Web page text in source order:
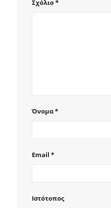
Σχόλιο*
Όνομα*
Email *
Ιστότοπος